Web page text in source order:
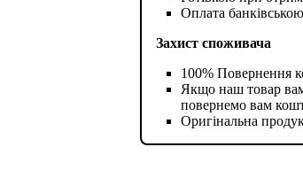
Оплата
Захист споживача
100% Повернення
Якщо наш товар
повернемо вам
Оригінальна